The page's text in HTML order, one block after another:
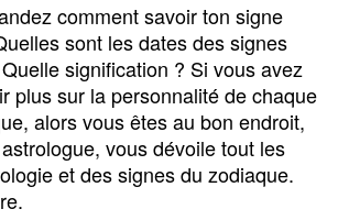
comment savoir ton signe
sont les dates des signes
signification ? Si vous avez
plus sur la personnalité de chaque
alors vous êtes au bon endroit,
vous dévoile tout les
et des signes du zodiaque.